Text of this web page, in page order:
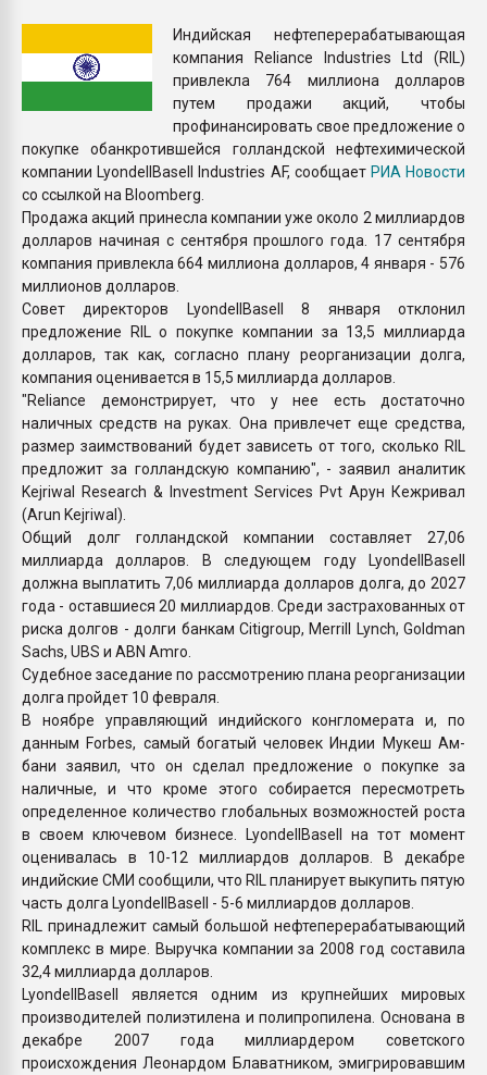
Индийская нефтеперерабатывающая
компания Reliance Industries Ltd (RIL)
привлекла 764 миллиона долларов
путем продажи акций, чтобы
профинансировать свое предложение о
покупке обанкротившейся голландской нефтехимической
компании LyondellBasell Industries AF, сообщает РИА Новости
со ссылкой на Bloomberg.
Продажа акций принесла компании уже около 2 миллиардов
долларов начиная с сентября прошлого года. 17 сентября
компания привлекла 664 миллиона долларов, 4 января - 576
миллионов долларов.
Совет директоров LyondellBasell 8 января отклонил
предложение RIL о покупке компании за 13,5 миллиарда
долларов, так как, согласно плану реорганизации долга,
компания оценивается в 15,5 миллиарда долларов.
"Reliance демонстрирует, что у нее есть достаточно
наличных средств на руках. Она привлечет еще средства,
размер заимствований будет зависеть от того, сколько RIL
предложит за голландскую компанию", - заявил аналитик
Kejriwal Research & Investment Services Pvt Арун Кежривал
(Arun Kejriwal).
Общий долг голландской компании составляет 27,06
миллиарда долларов. В следующем году LyondellBasell
должна выплатить 7,06 миллиарда долларов долга, до 2027
года - оставшиеся 20 миллиардов. Среди застрахованных от
риска долгов - долги банкам Citigroup, Merrill Lynch, Goldman
Sachs, UBS и ABN Amro.
Судебное заседание по рассмотрению плана реорганизации
долга пройдет 10 февраля.
В ноябре управляющий индийского конгломерата и, по
данным Forbes, самый богатый человек Индии Мукеш Ам-
бани заявил, что он сделал предложение о покупке за
наличные, и что кроме этого собирается пересмотреть
определенное количество глобальных возможностей роста
в своем ключевом бизнесе. LyondellBasell на тот момент
оценивалась в 10-12 миллиардов долларов. В декабре
индийские СМИ сообщили, что RIL планирует выкупить пятую
часть долга LyondellBasell - 5-6 миллиардов долларов.
RIL принадлежит самый большой нефтеперерабатывающий
комплекс в мире. Выручка компании за 2008 год составила
32,4 миллиарда долларов.
LyondellBasell является одним из крупнейших мировых
производителей полиэтилена и полипропилена. Основана в
декабре 2007 года миллиардером советского
происхождения Леонардом Блаватником, эмигрировавшим